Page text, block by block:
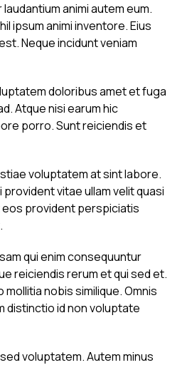
animi autem eum.
ipsum animi inventore. Eius
Neque incidunt veniam
doloribus amet et fuga
Atque nisi earum hic
porro. Sunt reiciendis et
voluptatem at sint labore.
vitae ullam velit quasi
provident perspiciatis
qui enim consequuntur
reiciendis rerum et qui sed et.
nobis similique. Omnis
distinctio id non voluptate
voluptatem. Autem minus